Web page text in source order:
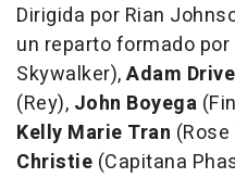
Dirigida por Rian
un reparto formado por
Skywalker),Adam
(Rey), John Boyega
Kelly Marie Tran
Christie (Capitana